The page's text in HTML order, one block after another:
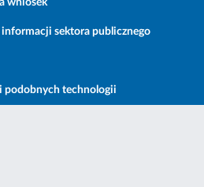
wniosek
sektora publicznego
podobnych technologii